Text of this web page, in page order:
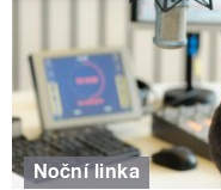
Noční linka